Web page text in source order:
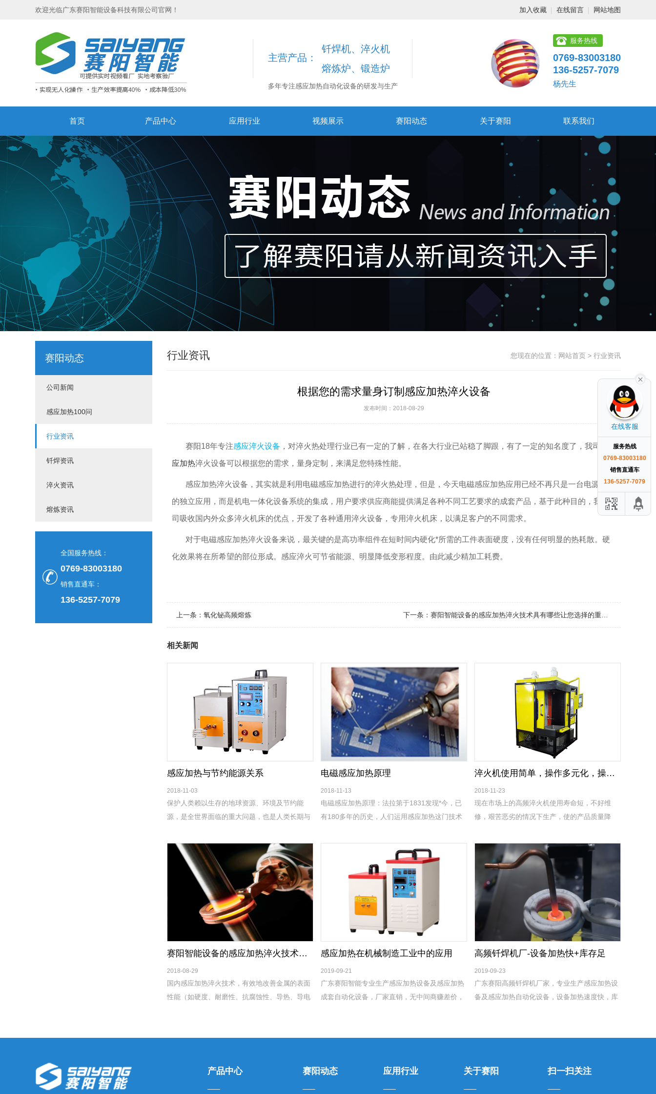
欢迎光临广东赛阳智能设备科技有限公司官网！ 加入收藏 在线留言 网站地图
主营产品：
钎焊机、淬火机
熔炼炉、锻造炉
多年专注感应加热自动化设备的研发与生产
服务热线
0769-83003180
136-5257-7079
杨先生
首页 产品中心 应用行业 视频展示 赛阳动态 关于赛阳 联系我们
赛阳动态
公司新闻
感应加热100问
行业资讯
钎焊资讯
淬火资讯
熔炼资讯
全国服务热线：
0769-83003180
销售直通车：
136-5257-7079
行业资讯 您现在的位置： 网站首页 > 行业资讯
根据您的需求量身订制感应加热淬火设备
发布时间：2018-08-29
赛阳18年专注感应淬火设备 ，对淬火热处理行业已有一定的了解，在各大行业已站稳了脚跟，有了一定的知名度了，我司的 感
应加热淬火设备可以根据您的需求，量身定制，来满足您特殊性能。
感应加热淬火设备 ，其实就是利用电磁感应加热进行的淬火热处理，但是，今天电磁感应加热应用已经不再只是一台电源本身
的独立应用，而是机电一体化设备系统的集成，用户要求供应商能提供满足各种不同工艺要求的成套产品，基于此种目的，我公
司吸收国内外众多淬火机床的优点，开发了各种通用淬火设备，专用淬火机床，以满足客户的不同需求。
对于电磁感应加热淬火设备来说，最关键的是高功率组件在短时间内硬化*所需的工件表面硬度，没有任何明显的热耗散。硬
化效果将在所希望的部位形成。感应淬火可节省能源、明显降低变形程度。由此减少精加工耗费。
上一条： 氧化铋高频熔炼 下一条： 赛阳智能设备的感应加热淬火技术具有哪些让您选择的重要优点
相关新闻
感应加热与节约能源关系
2018-11-03
保护人类赖以生存的地球资源、环境及节约能
源，是全世界面临的重大问题，也是人类长期与
面临新一轮以环境为特征的技术革命中表现出积
极性和责任感。
电磁感应加热原理
2018-11-13
电磁感应加热原理：法拉第于1831发现*今，已
有180多年的历史，人们运用感应加热这门技术
时间。
淬火机使用简单，操作多元化，操作方便！
2018-11-23
现在市场上的高频淬火机使用寿命短，不好维
修，艰苦恶劣的情况下生产，使的产品质量降
我们公司的高频淬火机行业一流
赛阳智能设备的感应加热淬火技术具有哪些让您选择的重要优点
2018-08-29
国内感应加热淬火技术，有效地改善金属的表面
性能（如硬度、耐磨性、抗腐蚀性、导热、导电
感应加热在机械制造工业中的应用
2019-09-21
广东赛阳智能专业生产感应加热设备及感应加热
成套自动化设备，厂家直销，无中间商赚差价，
高频钎焊机厂-设备加热快+库存足
2019-09-23
广东赛阳高频钎焊机厂家，专业生产感应加热设
备及感应加热自动化设备，设备加热速度快，库
产品中心 赛阳动态 应用行业 关于赛阳 扫一扫关注
在线客服
服务热线
0769-83003180
销售直通车
136-5257-7079